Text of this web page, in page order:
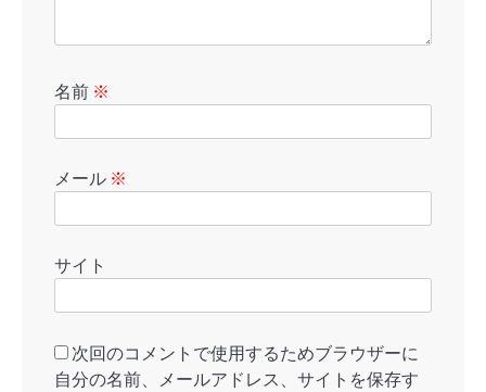
名前 ※
メール ※
サイト
次回のコメントで使用するためブラウザーに
自分の名前、メールアドレス、サイトを保存す